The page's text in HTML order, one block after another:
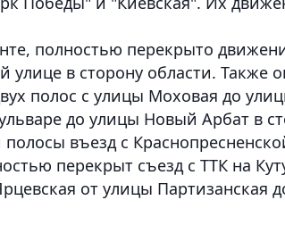
полностью перекрыто
в сторону области. Также
полос с улицы Моховая до
до улицы Новый Арбат в
полосы въезд с
перекрыт съезд с ТТК на
от улицы Партизанская